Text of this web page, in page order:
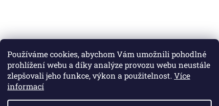
Používáme cookies, abychom Vám umožnili pohodlné
prohlížení webu a díky analýze provozu webu neustále
zlepšovali jeho funkce, výkon a použitelnost. Více
informací